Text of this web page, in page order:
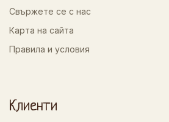
Свържете се с нас
Карта на сайта
Правила и условия
Клиенти